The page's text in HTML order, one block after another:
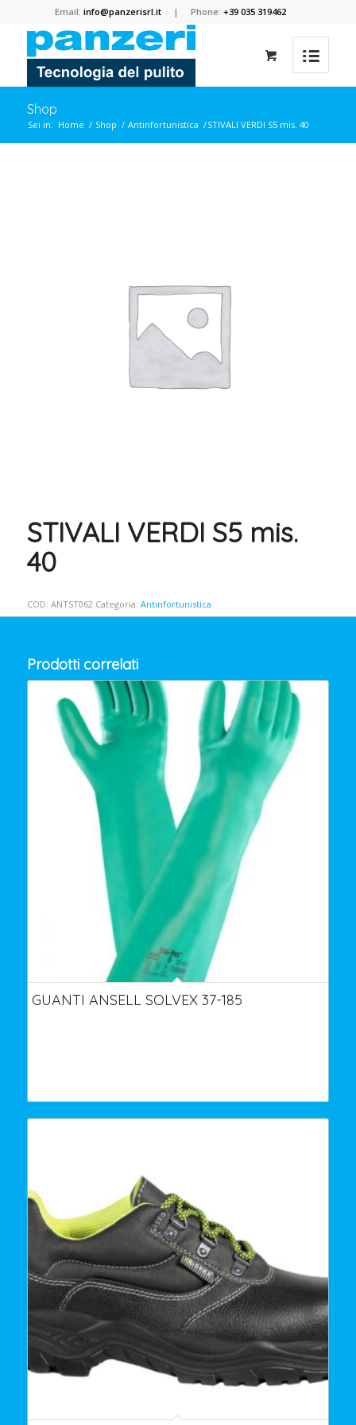
Email:info@panzerisrl.it | Phone:+39 035 319462
Shop
Sei in: Home / Shop / Antinfortunistica /STIVALI VERDI S5 mis. 40
STIVALI VERDI S5 mis.
40
COD: ANTST062 Categoria: Antinfortunistica
Prodotti correlati
GUANTI ANSELL SOLVEX 37-185